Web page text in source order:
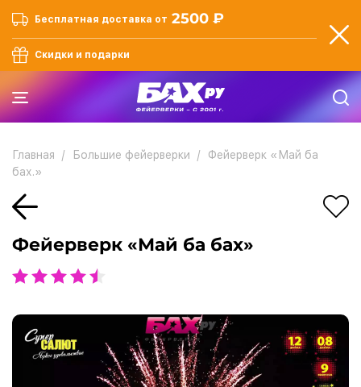
Бесплатная доставка от 2500 ₽
Скидки и подарки
Главная Большие фейерверки
Фейерверк «Май ба
бах.»
Фейерверк «Май ба бах»